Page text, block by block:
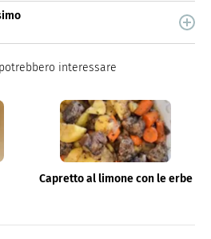
facili e spiegate passo passo.
interessare
Capretto al limone con le erbe